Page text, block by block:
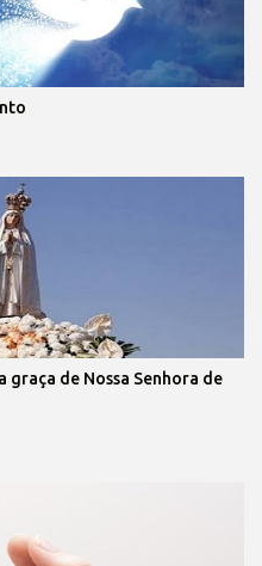
de Nossa Senhora de